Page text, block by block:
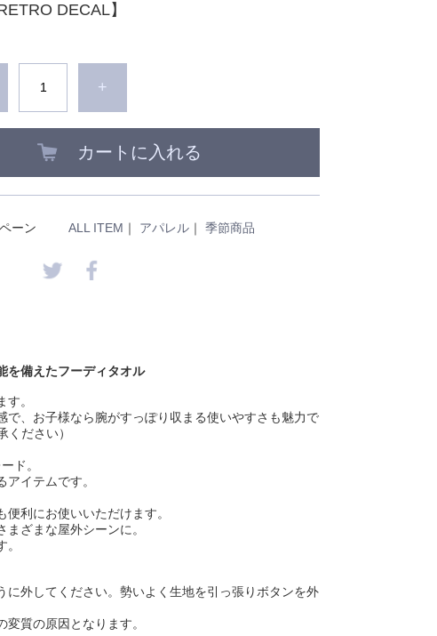
RETRO DECAL】
+
カートに入れる
ーン ALL ITEM ｜ アパレル ｜ 季節商品
を備えたフーディタオル
。
、お子様なら腕がすっぽり収まる使いやすさも魅力で
ださい）
ド。
イテムです。
利にお使いいただけます。
ざまな屋外シーンに。
に外してください。勢いよく生地を引っ張りボタンを外
質の原因となります。